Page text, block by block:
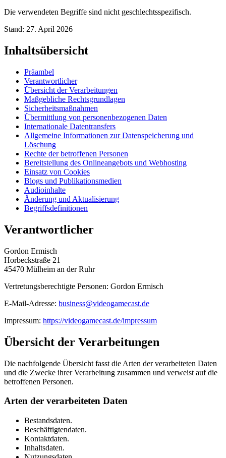
Die verwendeten Begriffe sind nicht geschlechtsspezifisch.
Stand: 27. April 2026
Inhaltsübersicht
Präambel
Verantwortlicher
Übersicht der Verarbeitungen
Maßgebliche Rechtsgrundlagen
Sicherheitsmaßnahmen
Übermittlung von personenbezogenen Daten
Internationale Datentransfers
Allgemeine Informationen zur Datenspeicherung und
Löschung
Rechte der betroffenen Personen
Bereitstellung des Onlineangebots und Webhosting
Einsatz von Cookies
Blogs und Publikationsmedien
Audioinhalte
Änderung und Aktualisierung
Begriffsdefinitionen
Verantwortlicher
Gordon Ermisch
Horbeckstraße 21
45470 Mülheim an der Ruhr
Vertretungsberechtigte Personen: Gordon Ermisch
E-Mail-Adresse: business@videogamecast.de
Impressum: https://videogamecast.de/impressum
Übersicht der Verarbeitungen
Die nachfolgende Übersicht fasst die Arten der verarbeiteten Daten
und die Zwecke ihrer Verarbeitung zusammen und verweist auf die
betroffenen Personen.
Arten der verarbeiteten Daten
Bestandsdaten.
Beschäftigtendaten.
Kontaktdaten.
Inhaltsdaten.